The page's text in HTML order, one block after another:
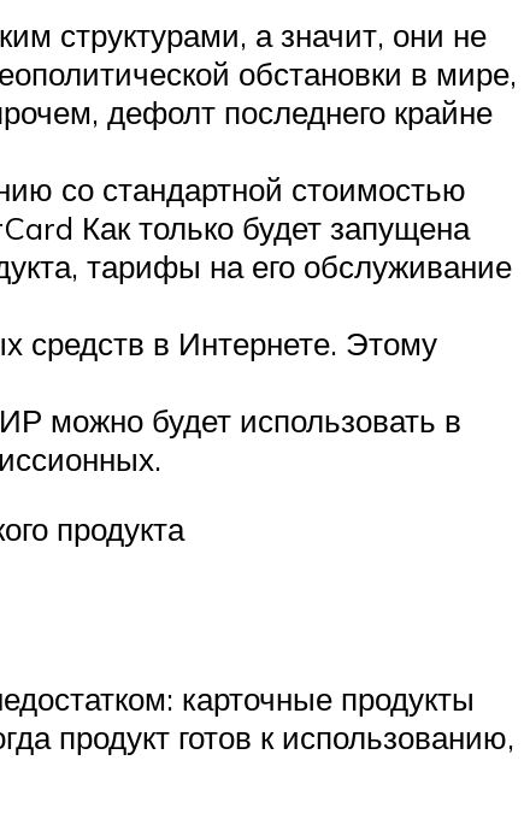
структурами, а значит, они не
обстановки в мире,
дефолт последнего крайне
со стандартной стоимостью
Как только будет запущена
тарифы на его обслуживание
средств в Интернете. Этому
можно будет использовать в
продукта
карточные продукты
продукт готов к использованию,